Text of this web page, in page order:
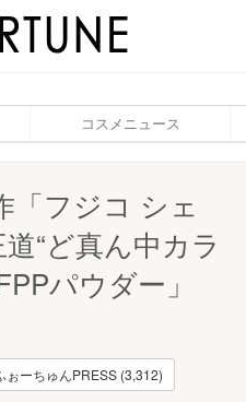
コスメニュース
「フジコ シェ
“ど真ん中カラ
パウダー」
ぉーちゅんPRESS (3,312)